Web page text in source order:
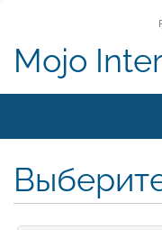
Mojo